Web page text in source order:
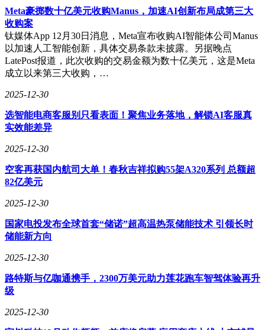
Meta豪掷数十亿美元收购Manus，加速AI创新布局成第三大
收购案
钛媒体App 12月30日消息，Meta宣布收购AI智能体公司Manus
以加速人工智能创新，具体交易条款未披露。另据晚点
LatePost报道，此次收购的交易金额为数十亿美元，这是Meta
成立以来第三大收购，…
2025-12-30
选智能电商客服别只看表面！聚焦业务落地，解锁AI客服真
实效能差异
2025-12-30
空客再获国内航司大单！春秋吉祥拟购55架A320系列 总额超
82亿美元
2025-12-30
国家电投发布全球首套“储诺”超高温热泵储能技术 引领长时
储能新方向
2025-12-30
路特斯与亿咖通携手，2300万美元助力莲花跑车智驾体验再升
级
2025-12-30